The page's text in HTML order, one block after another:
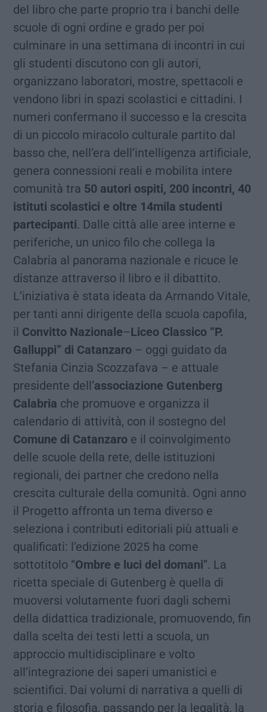
del libro che parte proprio tra i banchi delle
scuole di ogni ordine e grado per poi
culminare in una settimana di incontri in cui
gli studenti discutono con gli autori,
organizzano laboratori, mostre, spettacoli e
vendono libri in spazi scolastici e cittadini. I
numeri confermano il successo e la crescita
di un piccolo miracolo culturale partito dal
basso che, nell’era dell’intelligenza artificiale,
genera connessioni reali e mobilita intere
comunità tra 50 autori ospiti, 200 incontri, 40
istituti scolastici e oltre 14mila studenti
partecipanti. Dalle città alle aree interne e
periferiche, un unico filo che collega la
Calabria al panorama nazionale e ricuce le
distanze attraverso il libro e il dibattito.
L’iniziativa è stata ideata da Armando Vitale,
per tanti anni dirigente della scuola capofila,
il Convitto Nazionale–Liceo Classico “P.
Galluppi” di Catanzaro – oggi guidato da
Stefania Cinzia Scozzafava – e attuale
presidente dell’associazione Gutenberg
Calabria che promuove e organizza il
calendario di attività, con il sostegno del
Comune di Catanzaro e il coinvolgimento
delle scuole della rete, delle istituzioni
regionali, dei partner che credono nella
crescita culturale della comunità. Ogni anno
il Progetto affronta un tema diverso e
seleziona i contributi editoriali più attuali e
qualificati: l’edizione 2025 ha come
sottotitolo “Ombre e luci del domani”. La
ricetta speciale di Gutenberg è quella di
muoversi volutamente fuori dagli schemi
della didattica tradizionale, promuovendo, fin
dalla scelta dei testi letti a scuola, un
approccio multidisciplinare e volto
all’integrazione dei saperi umanistici e
scientifici. Dai volumi di narrativa a quelli di
storia e filosofia, passando per la legalità, la